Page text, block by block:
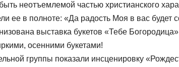
неотъемлемой частью христианского
ее в полноте: «Да радость Моя в вас будет
выставка букетов «Тебе
осенними букетами!
группы показали инсценировку